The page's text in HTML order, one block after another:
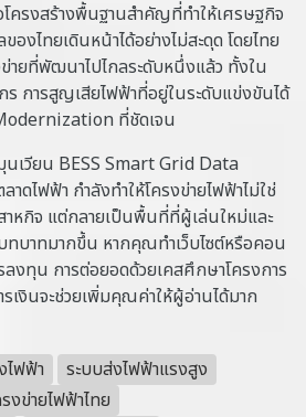
ครงสร้างพื้นฐานสำคัญที่ทำให้เศรษฐกิจ
งไทยเดินหน้าได้อย่างไม่สะดุด โดยไทย
ายที่พัฒนาไปไกลระดับหนึ่งแล้ว ทั้งใน
การสูญเสียไฟฟ้าที่อยู่ในระดับแข่งขันได้
ที่ชัดเจน
นเวียน BESS Smart Grid Data
ดไฟฟ้า กำลังทำให้โครงข่ายไฟฟ้าไม่ใช่
หกิจ แต่กลายเป็นพื้นที่ที่ผู้เล่นใหม่และ
ทบาทมากขึ้น หากคุณทำเว็บไซต์หรือคอน
งทุน การต่อยอดด้วยเคสศึกษาโครงการ
รเงินจะช่วยเพิ่มคุณค่าให้ผู้อ่านได้มาก
ไฟฟ้า
ระบบส่งไฟฟ้าแรงสูง
งข่ายไฟฟ้าไทย